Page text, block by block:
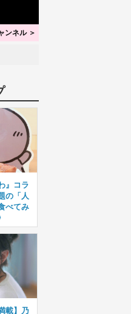
ンネル ＞
』コラ
の「人
べてみ
載】乃